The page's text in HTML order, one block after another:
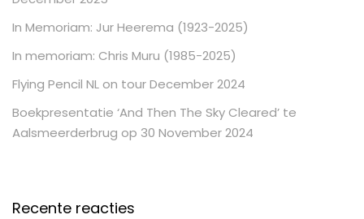
In Memoriam: Jur Heerema (1923-2025)
In memoriam: Chris Muru (1985-2025)
Flying Pencil NL on tour December 2024
Boekpresentatie ‘And Then The Sky Cleared’ te
Aalsmeerderbrug op 30 November 2024
Recente reacties